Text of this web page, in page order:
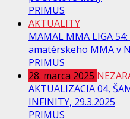
PRIMUS
AKTUALITY
MAMAL MMA LIGA
amatérskeho MMA v
PRIMUS
28. marca 2025
AKTUALIZACIA 04,
INFINITY, 29.3.2025
PRIMUS